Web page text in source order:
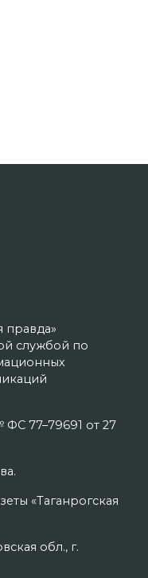
правда»
службой по
77–79691 от 27
«Таганрогская
обл., г.